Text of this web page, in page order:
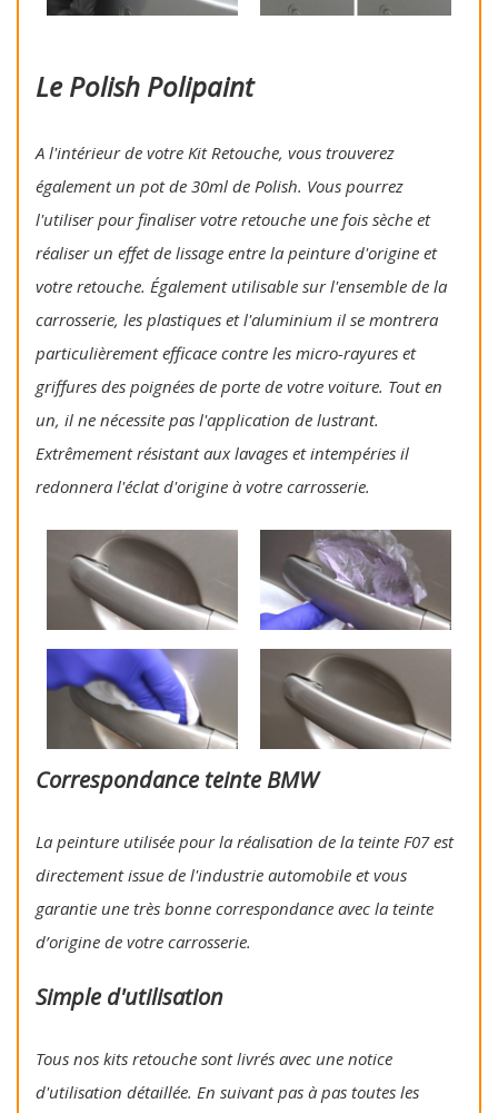
Le Polish Polipaint
A l'intérieur de votre Kit Retouche, vous trouverez
également un pot de 30ml de Polish. Vous pourrez
l'utiliser pour finaliser votre retouche une fois sèche et
réaliser un effet de lissage entre la peinture d'origine et
votre retouche. Également utilisable sur l'ensemble de la
carrosserie, les plastiques et l'aluminium il se montrera
particulièrement efficace contre les micro-rayures et
griffures des poignées de porte de votre voiture. Tout en
un, il ne nécessite pas l'application de lustrant.
Extrêmement résistant aux lavages et intempéries il
redonnera l'éclat d'origine à votre carrosserie.
Correspondance teinte BMW
La peinture utilisée pour la réalisation de la teinte F07 est
directement issue de l'industrie automobile et vous
garantie une très bonne correspondance avec la teinte
d’origine de votre carrosserie.
Simple d'utilisation
Tous nos kits retouche sont livrés avec une notice
d'utilisation détaillée. En suivant pas à pas toutes les